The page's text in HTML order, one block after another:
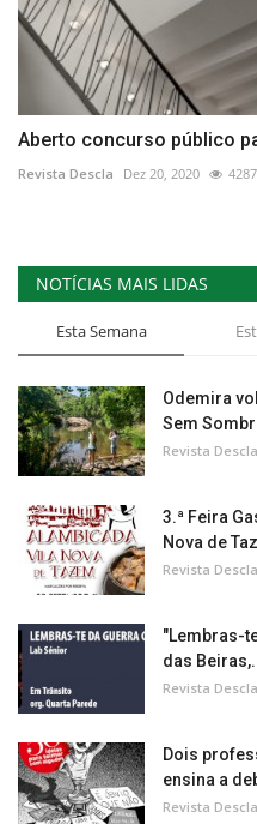
Aberto concurso público
Revista Descla Dez 20, 2020 4287
NOTÍCIAS MAIS LIDAS
Esta Semana
Odemira
Sem
Revista Descla
3.ª Feira
Nova de
Revista Descla
"Lembras-
das
Revista Descla
Dois
ensina a
Revista Descla